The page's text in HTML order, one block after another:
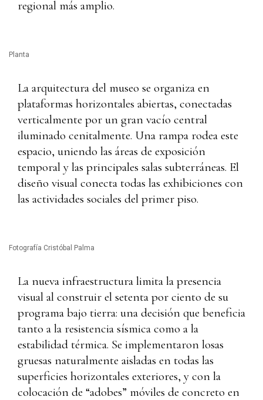
regional más amplio.
Planta
La arquitectura del museo se organiza en
plataformas horizontales abiertas, conectadas
verticalmente por un gran vacío central
iluminado cenitalmente. Una rampa rodea este
espacio, uniendo las áreas de exposición
temporal y las principales salas subterráneas. El
diseño visual conecta todas las exhibiciones con
las actividades sociales del primer piso.
Fotografía Cristóbal Palma
La nueva infraestructura limita la presencia
visual al construir el setenta por ciento de su
programa bajo tierra: una decisión que beneficia
tanto a la resistencia sísmica como a la
estabilidad térmica. Se implementaron losas
gruesas naturalmente aisladas en todas las
superficies horizontales exteriores, y con la
colocación de “adobes” móviles de concreto en